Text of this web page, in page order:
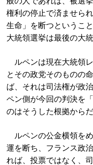
権利の停止で済ませら
生命」を断つというこ
大統領選挙は最後の大
ルペンは現在大統領
とその政党そのものの
ば、それは司法権が政
ペン側が今回の判決を
のはそうした根拠からだ
ルペンの公金横領を
運を断ち、フランス政
れば、投票ではなく、